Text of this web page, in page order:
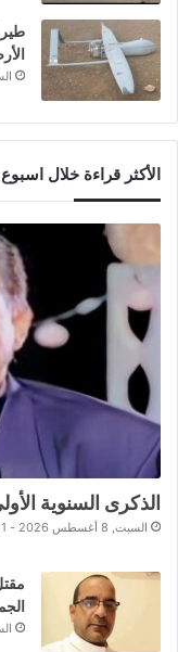
السبت,
الأكثر قراءة خلال اسبوع
الذكرى السنوية
السبت, 8 أغسطس 2026 - 9:11 م
السبت,